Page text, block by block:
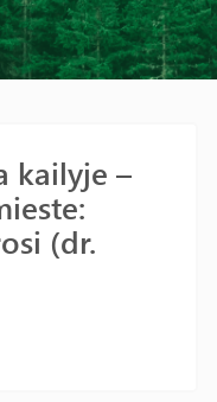
kailyje –
(dr.